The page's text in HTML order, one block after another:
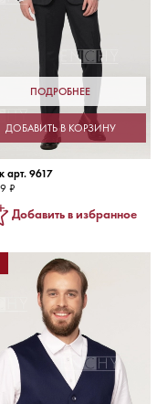
ПОДРОБНЕЕ
ДОБАВИТЬ В КОРЗИНУ
арт. 9617
₽
Добавить в избранное